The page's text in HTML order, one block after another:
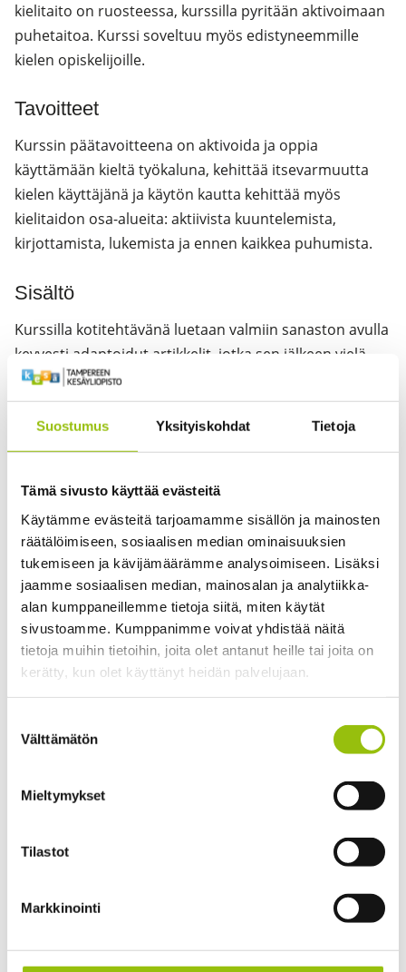
Suostumus Yksityiskohdat Tietoja
Tämä sivusto käyttää evästeitä
Käytämme evästeitä tarjoamamme sisällön ja mainosten
räätälöimiseen, sosiaalisen median ominaisuuksien
tukemiseen ja kävijämäärämme analysoimiseen. Lisäksi
jaamme sosiaalisen median, mainosalan ja analytiikka-
alan kumppaneillemme tietoja siitä, miten käytät
sivustoamme. Kumppanimme voivat yhdistää näitä
tietoja muihin tietoihin, joita olet antanut heille tai joita on
kerätty, kun olet käyttänyt heidän palvelujaan.
Cookiebot >
valinta
Välttämätön
Mieltymykset
Tilastot
Markkinointi
kielitaito on ruosteessa, kurssilla pyritään aktivoimaan
puhetaitoa. Kurssi soveltuu myös edistyneemmille
kielen opiskelijoille.
Tavoitteet
Kurssin päätavoitteena on aktivoida ja oppia
käyttämään kieltä työkaluna, kehittää itsevarmuutta
kielen käyttäjänä ja käytön kautta kehittää myös
kielitaidon osa-alueita: aktiivista kuuntelemista,
kirjottamista, lukemista ja ennen kaikkea puhumista.
Sisältö
Kurssilla kotitehtävänä luetaan valmiin sanaston avulla
kevyesti adaptoidut artikkelit, jotka sen jälkeen vielä
tarkistetaan rakenteiden ja kieliopin näkökulmasta.
Artikkeleiden aiheista keskustellaan opettajan tuella
opiskelijoille tässä vaiheessa luontevalla tasolla.
Ryhmätyönä valmistellaan mielipidekertomukset, joista
saa tehdä virheitä tai olla epätäydellinen, tärkein asia
on rohkaistua kielen käyttöön.
Suoritustapa
Kurssiin sisältyy 42 oppituntia (à 45 min.) etäopetusta
sekä lisäksi itsenäistä työskentelyä (kotitehtäviä).
Kurssilla ei ole koetta.
Aikaisen ilmoittautujan etu
Saat aikaisen ilmoittautujan edun 10 euroa, kun
ilmoittaudut syksyn kielikursseillemme 16.8.2026
verkkomaksuna ilmoittautumisen yhteydessä. Etu on